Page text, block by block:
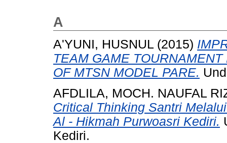
A
A'YUNI, HUSNUL (2015)
TEAM GAME
OF MTSN MODEL PARE.
AFDLILA, MOCH. NAUFAL
Critical Thinking Santri
Al - Hikmah Purwoasri Kediri.
Kediri.